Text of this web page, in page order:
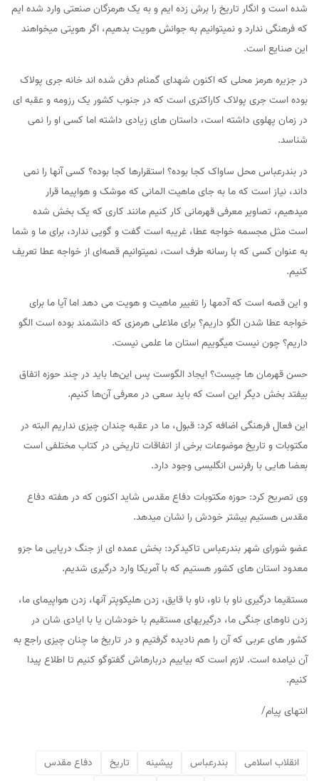
شده است و انگار تاریخ را برش زده ایم و به یک هرمزگان صنعتی وارد شده ایم
که فرهنگی ندارد و نمیتوانیم به جوانش هویت بدهیم، اگر هویتی میخواهند
این صنایع است.
در جزیره هرمز محلی که اکنون شهدای گمنام دفن شده اند خانه جری پولاک
بوده است جری پولاک کاراکتری است که در جنوب کشور یک رزومه و عقبه ای
در زمان پهلوی داشته است، داستان های زیادی داشته اما کسی او را نمی
شناسد.
در بندرعباس محل ساواک کجا بوده؟ استقرارها کجا بوده؟ کسی آنها را نمی
داند، نیاز است که ما به جای ماهیت المانی که موشک و هواپیما قرار
میدهیم، تصاویر معرفی قهرمانی کار کنیم مانند کاری که یک بخش شده
است مثل مجسمه خواجه عطا، غریبه است گفت و گویی ندارد، برای ما و شما
به عنوان کسی که با رسانه طرف است، نمیتوانیم قصه‌ای از خواجه عطا تعریف
کنیم.
و این قصه است که آدمها را تغییر ماهیت و هویت می دهد اما آیا ما برای
خواجه عطا شدن الگو داریم؟ برای ملاعلی هرمزی که دانشمند بوده است الگو
داریم؟ چون نیست میگوییم استان ما علمی نیست.
حسن قهرمان ها چیست؟ ایجاد الگوست پس این‌ها باید در چند حوزه اتفاق
بیفتد بخش دیگر این است که باید سعی در معرفی آن‌ها کنیم.
این فعال فرهنگی اضافه کرد: قبول، ما در عقبه چندان چیزی نداریم البته در
مکتوبات و تاریخ موضوعات برخی از اتفاقات تاریخی در کتاب مختلفی است
بعضا هایی با رفرنس انگلیسی وجود دارد.
وی تصریح کرد: حوزه مکتوبات دفاع مقدس شاید اکنون که در هفته دفاع
مقدس هستیم بیشتر خودش را نشان میدهد.
عضو شورای شهر بندرعباس تاکیدکرد: بخش عمده ای از جنگ دریایی ما جزو
معدود استان های کشور هستیم که با آمریکا وارد درگیری شدیم.
مستقیما درگیری ناو با ناو، ناو با قایق، زدن هلیکوپتر آنها، زدن هواپیمای ما،
زدن ناوهای جنگی ما، درگیریهای مستقیم با خودشان یا با ایادی شان در
کشور های عربی که آن را هم نادیده گرفتیم و در تاریخ ما چنان چیزی راجع به
آن نیامده است. لازم است که بیاییم دربارهاش گفتوگو کنیم تا اطلاع پیدا
کنیم.
انتهای پیام/
انقلاب اسلامی بندرعباس پیشینه تاریخ
دفاع مقدس